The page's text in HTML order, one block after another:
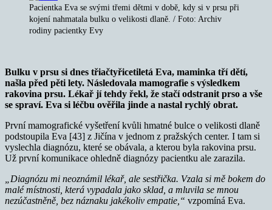
Pacientka Eva se svými třemi dětmi v době, kdy si v prsu při
kojení nahmatala bulku o velikosti dlaně. / Foto: Archiv
rodiny pacientky Evy
Bulku v prsu si dnes třiačtyřicetiletá Eva, maminka tří dětí,
našla před pěti lety. Následovala mamografie s výsledkem
rakovina prsu. Lékař jí tehdy řekl, že stačí odstranit prso a vše
se spraví. Eva si léčbu ověřila jinde a nastal rychlý obrat.
První mamografické vyšetření kvůli hmatné bulce o velikosti dlaně
podstoupila Eva [43] z Jičína v jednom z pražských center. I tam si
vyslechla diagnózu, které se obávala, a kterou byla rakovina prsu.
Už první komunikace ohledně diagnózy pacientku ale zarazila.
„Diagnózu mi neoznámil lékař, ale sestřička. Vzala si mě bokem do
malé místnosti, která vypadala jako sklad, a mluvila se mnou
nezúčastněně, bez náznaku jakékoliv empatie,“ vzpomíná Eva.